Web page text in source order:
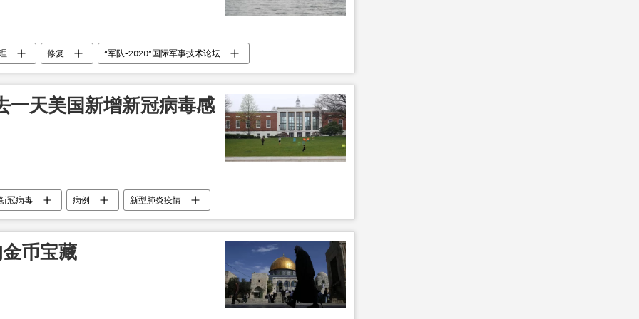
修复 “军队-2020”国际军事技术论坛
一天美国新增新冠病毒感
冠病毒 病例 新型肺炎疫情
币宝藏